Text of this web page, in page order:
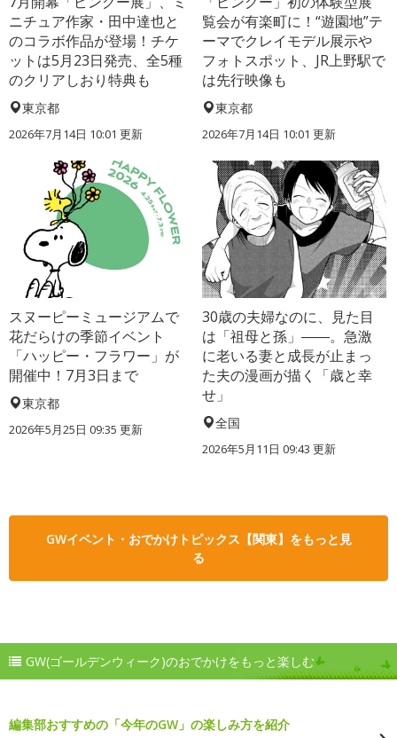
ニチュア作家・田中達也と
のコラボ作品が登場！チケ
ットは5月23日発売、全5種
のクリアしおり特典も
東京都
2026年7月14日 10:01 更新
覧会が有楽町に！“遊園地”テ
ーマでクレイモデル展示や
フォトスポット、JR上野駅で
は先行映像も
東京都
2026年7月14日 10:01 更新
スヌーピーミュージアムで
花だらけの季節イベント
「ハッピー・フラワー」が
開催中！7月3日まで
東京都
2026年5月25日 09:35 更新
30歳の夫婦なのに、見た目
は「祖母と孫」――。急激
に老いる妻と成長が止まっ
た夫の漫画が描く「歳と幸
せ」
全国
2026年5月11日 09:43 更新
GWイベント・おでかけトピックス【関東】をもっと見
る
GW(ゴールデンウィーク)のおでかけをもっと楽しむ
編集部おすすめの「今年のGW」の楽しみ方を紹介